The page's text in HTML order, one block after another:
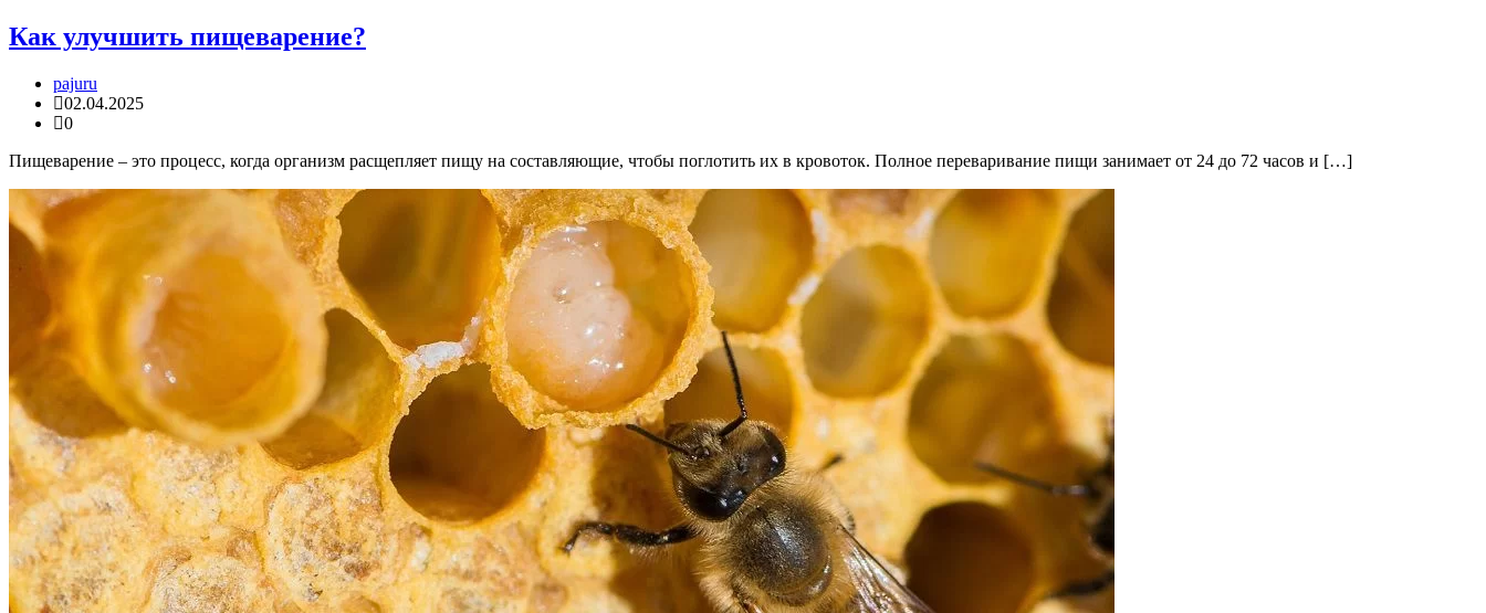
Как улучшить пищеварение?
pajuru
02.04.2025
0
Пищеварение – это процесс, когда организм расщепляет пищу на составляющие, чтобы поглотить их в кровоток. Полное переваривание пищи занимает от 24 до 72 часов и […]